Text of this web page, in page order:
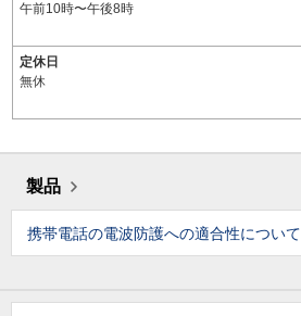
午前10時〜午後8時
定休日
無休
製品
携帯電話の電波防護への適合性について